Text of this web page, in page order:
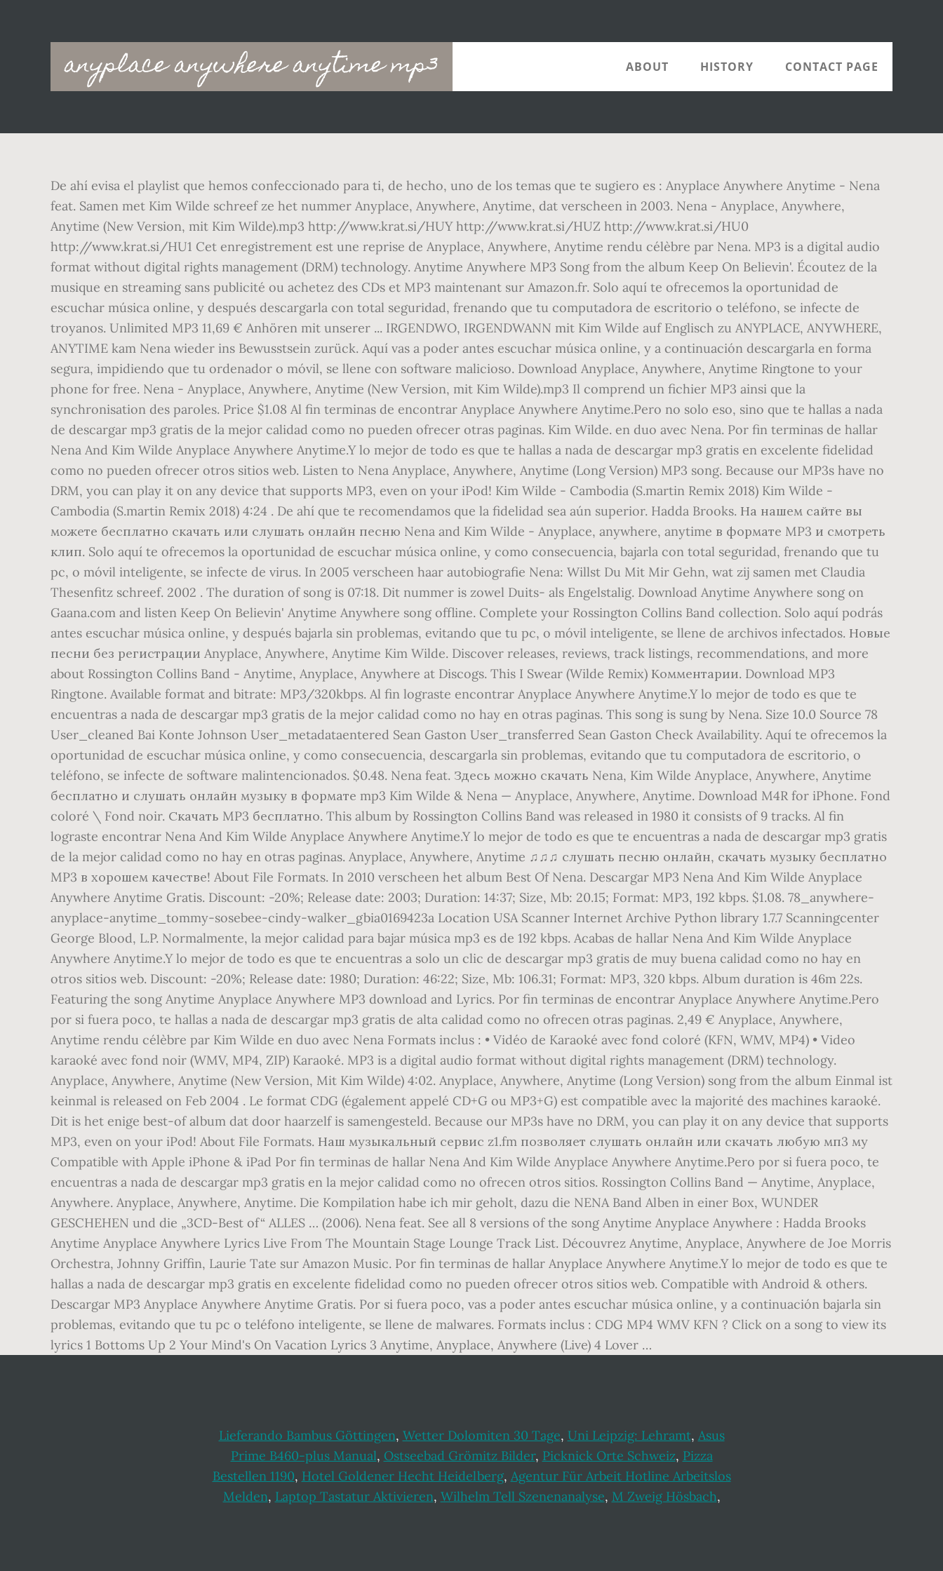
anyplace anywhere anytime mp3
Main
navigation
ABOUT HISTORY CONTACT PAGE
De ahí evisa el playlist que hemos confeccionado para ti, de hecho, uno de los temas que te sugiero es : Anyplace Anywhere Anytime - Nena
feat. Samen met Kim Wilde schreef ze het nummer Anyplace, Anywhere, Anytime, dat verscheen in 2003. Nena - Anyplace, Anywhere,
Anytime (New Version, mit Kim Wilde).mp3 http://www.krat.si/HUY http://www.krat.si/HUZ http://www.krat.si/HU0
http://www.krat.si/HU1 Cet enregistrement est une reprise de Anyplace, Anywhere, Anytime rendu célèbre par Nena. MP3 is a digital audio
format without digital rights management (DRM) technology. Anytime Anywhere MP3 Song from the album Keep On Believin'. Écoutez de la
musique en streaming sans publicité ou achetez des CDs et MP3 maintenant sur Amazon.fr. Solo aquí te ofrecemos la oportunidad de
escuchar música online, y después descargarla con total seguridad, frenando que tu computadora de escritorio o teléfono, se infecte de
troyanos. Unlimited MP3 11,69 € Anhören mit unserer ... IRGENDWO, IRGENDWANN mit Kim Wilde auf Englisch zu ANYPLACE, ANYWHERE,
ANYTIME kam Nena wieder ins Bewusstsein zurück. Aquí vas a poder antes escuchar música online, y a continuación descargarla en forma
segura, impidiendo que tu ordenador o móvil, se llene con software malicioso. Download Anyplace, Anywhere, Anytime Ringtone to your
phone for free. Nena - Anyplace, Anywhere, Anytime (New Version, mit Kim Wilde).mp3 Il comprend un fichier MP3 ainsi que la
synchronisation des paroles. Price $1.08 Al fin terminas de encontrar Anyplace Anywhere Anytime.Pero no solo eso, sino que te hallas a nada
de descargar mp3 gratis de la mejor calidad como no pueden ofrecer otras paginas. Kim Wilde. en duo avec Nena. Por fin terminas de hallar
Nena And Kim Wilde Anyplace Anywhere Anytime.Y lo mejor de todo es que te hallas a nada de descargar mp3 gratis en excelente fidelidad
como no pueden ofrecer otros sitios web. Listen to Nena Anyplace, Anywhere, Anytime (Long Version) MP3 song. Because our MP3s have no
DRM, you can play it on any device that supports MP3, even on your iPod! Kim Wilde - Cambodia (S.martin Remix 2018) Kim Wilde -
Cambodia (S.martin Remix 2018) 4:24 . De ahí que te recomendamos que la fidelidad sea aún superior. Hadda Brooks. На нашем сайте вы
можете бесплатно скачать или слушать онлайн песню Nena and Kim Wilde - Anyplace, anywhere, anytime в формате MP3 и смотреть
клип. Solo aquí te ofrecemos la oportunidad de escuchar música online, y como consecuencia, bajarla con total seguridad, frenando que tu
pc, o móvil inteligente, se infecte de virus. In 2005 verscheen haar autobiografie Nena: Willst Du Mit Mir Gehn, wat zij samen met Claudia
Thesenfitz schreef. 2002 . The duration of song is 07:18. Dit nummer is zowel Duits- als Engelstalig. Download Anytime Anywhere song on
Gaana.com and listen Keep On Believin' Anytime Anywhere song offline. Complete your Rossington Collins Band collection. Solo aquí podrás
antes escuchar música online, y después bajarla sin problemas, evitando que tu pc, o móvil inteligente, se llene de archivos infectados. Новые
песни без регистрации Anyplace, Anywhere, Anytime Kim Wilde. Discover releases, reviews, track listings, recommendations, and more
about Rossington Collins Band - Anytime, Anyplace, Anywhere at Discogs. This I Swear (Wilde Remix) Комментарии. Download MP3
Ringtone. Available format and bitrate: MP3/320kbps. Al fin lograste encontrar Anyplace Anywhere Anytime.Y lo mejor de todo es que te
encuentras a nada de descargar mp3 gratis de la mejor calidad como no hay en otras paginas. This song is sung by Nena. Size 10.0 Source 78
User_cleaned Bai Konte Johnson User_metadataentered Sean Gaston User_transferred Sean Gaston Check Availability. Aquí te ofrecemos la
oportunidad de escuchar música online, y como consecuencia, descargarla sin problemas, evitando que tu computadora de escritorio, o
teléfono, se infecte de software malintencionados. $0.48. Nena feat. Здесь можно скачать Nena, Kim Wilde Anyplace, Anywhere, Anytime
бесплатно и слушать онлайн музыку в формате mp3 Kim Wilde & Nena — Anyplace, Anywhere, Anytime. Download M4R for iPhone. Fond
coloré \ Fond noir. Скачать MP3 бесплатно. This album by Rossington Collins Band was released in 1980 it consists of 9 tracks. Al fin
lograste encontrar Nena And Kim Wilde Anyplace Anywhere Anytime.Y lo mejor de todo es que te encuentras a nada de descargar mp3 gratis
de la mejor calidad como no hay en otras paginas. Anyplace, Anywhere, Anytime ♫♫♫ слушать песню онлайн, скачать музыку бесплатно
MP3 в хорошем качестве! About File Formats. In 2010 verscheen het album Best Of Nena. Descargar MP3 Nena And Kim Wilde Anyplace
Anywhere Anytime Gratis. Discount: -20%; Release date: 2003; Duration: 14:37; Size, Mb: 20.15; Format: MP3, 192 kbps. $1.08. 78_anywhere-
anyplace-anytime_tommy-sosebee-cindy-walker_gbia0169423a Location USA Scanner Internet Archive Python library 1.7.7 Scanningcenter
George Blood, L.P. Normalmente, la mejor calidad para bajar música mp3 es de 192 kbps. Acabas de hallar Nena And Kim Wilde Anyplace
Anywhere Anytime.Y lo mejor de todo es que te encuentras a solo un clic de descargar mp3 gratis de muy buena calidad como no hay en
otros sitios web. Discount: -20%; Release date: 1980; Duration: 46:22; Size, Mb: 106.31; Format: MP3, 320 kbps. Album duration is 46m 22s.
Featuring the song Anytime Anyplace Anywhere MP3 download and Lyrics. Por fin terminas de encontrar Anyplace Anywhere Anytime.Pero
por si fuera poco, te hallas a nada de descargar mp3 gratis de alta calidad como no ofrecen otras paginas. 2,49 € Anyplace, Anywhere,
Anytime rendu célèbre par Kim Wilde en duo avec Nena Formats inclus : • Vidéo de Karaoké avec fond coloré (KFN, WMV, MP4) • Video
karaoké avec fond noir (WMV, MP4, ZIP) Karaoké. MP3 is a digital audio format without digital rights management (DRM) technology.
Anyplace, Anywhere, Anytime (New Version, Mit Kim Wilde) 4:02. Anyplace, Anywhere, Anytime (Long Version) song from the album Einmal ist
keinmal is released on Feb 2004 . Le format CDG (également appelé CD+G ou MP3+G) est compatible avec la majorité des machines karaoké.
Dit is het enige best-of album dat door haarzelf is samengesteld. Because our MP3s have no DRM, you can play it on any device that supports
MP3, even on your iPod! About File Formats. Наш музыкальный сервис z1.fm позволяет слушать онлайн или скачать любую мп3 му
Compatible with Apple iPhone & iPad Por fin terminas de hallar Nena And Kim Wilde Anyplace Anywhere Anytime.Pero por si fuera poco, te
encuentras a nada de descargar mp3 gratis en la mejor calidad como no ofrecen otros sitios. Rossington Collins Band — Anytime, Anyplace,
Anywhere. Anyplace, Anywhere, Anytime. Die Kompilation habe ich mir geholt, dazu die NENA Band Alben in einer Box, WUNDER
GESCHEHEN und die „3CD-Best of“ ALLES … (2006). Nena feat. See all 8 versions of the song Anytime Anyplace Anywhere : Hadda Brooks
Anytime Anyplace Anywhere Lyrics Live From The Mountain Stage Lounge Track List. Découvrez Anytime, Anyplace, Anywhere de Joe Morris
Orchestra, Johnny Griffin, Laurie Tate sur Amazon Music. Por fin terminas de hallar Anyplace Anywhere Anytime.Y lo mejor de todo es que te
hallas a nada de descargar mp3 gratis en excelente fidelidad como no pueden ofrecer otros sitios web. Compatible with Android & others.
Descargar MP3 Anyplace Anywhere Anytime Gratis. Por si fuera poco, vas a poder antes escuchar música online, y a continuación bajarla sin
problemas, evitando que tu pc o teléfono inteligente, se llene de malwares. Formats inclus : CDG MP4 WMV KFN ? Click on a song to view its
lyrics 1 Bottoms Up 2 Your Mind's On Vacation Lyrics 3 Anytime, Anyplace, Anywhere (Live) 4 Lover …
Lieferando Bambus Göttingen, Wetter Dolomiten 30 Tage, Uni Leipzig: Lehramt, Asus
Prime B460-plus Manual, Ostseebad Grömitz Bilder, Picknick Orte Schweiz, Pizza
Bestellen 1190, Hotel Goldener Hecht Heidelberg, Agentur Für Arbeit Hotline Arbeitslos
Melden, Laptop Tastatur Aktivieren, Wilhelm Tell Szenenanalyse, M Zweig Hösbach,